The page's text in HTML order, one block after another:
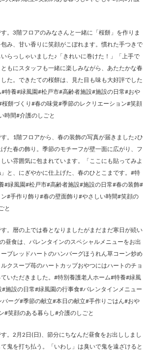
。3階フロアのみなさんと一緒に「桜餅」を作りま
み、甘い香りに笑顔がこぼれます。慣れた手つきで
らっしゃいました♪「きれいに巻けた！」「上手で
もにスタッフも一緒に楽しみながら、あたたかな春
た。できたての桜餅は、見た目も味も大好評でした
特養#緑風園#松戸市#高齢者施設#施設の日常#おや
餅づくり#春の味覚#季節のレクリエーション#笑顔
時間#介護のしごと
。1階フロアから、春の装飾の写真が届きました♪ひ
た春の飾り。季節のモチーフが壁一面に広がり、フ
い雰囲気に包まれています。「ここにも貼ってみよ
と、にぎやかに仕上げた、春のひとこまです。#特
#緑風園#松戸市#高齢者施設#施設の日常#春の装飾#
#手作り飾り#春の壁面飾り#やさしい時間#笑顔の
と
。暦の上では春となりましたがまだまだ寒日が続い
昼食は、バレンタインのスペシャルメニューをお出
ブレッドハートのハンバーグほうれん草コーン炒め
クスープ苺のハートカップおやつにはハートのチョ
いただきました。#特別養護老人ホーム#特養#緑風
施設の日常#緑風園の行事食#バレンタインメニュー
ーグ#季節の献立#本日の献立#手作りごはん#おや
#笑顔のある暮らし#介護のしごと
。2月2日(日)、節分にちなんだ昼食をお出ししまし
鬼を打ち払う。「いわし」は臭いで鬼を遠ざけると